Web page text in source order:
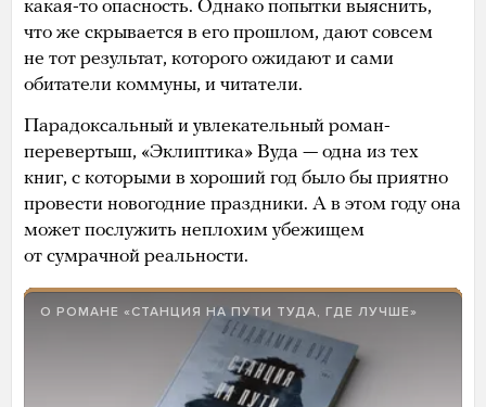
какая-то опасность. Однако попытки выяснить,
что же скрывается в его прошлом, дают совсем
не тот результат, которого ожидают и сами
обитатели коммуны, и читатели.
Парадоксальный и увлекательный роман-
перевертыш, «Эклиптика» Вуда — одна из тех
книг, с которыми в хороший год было бы приятно
провести новогодние праздники. А в этом году она
может послужить неплохим убежищем
от сумрачной реальности.
О РОМАНЕ «СТАНЦИЯ НА ПУТИ ТУДА, ГДЕ ЛУЧШЕ»